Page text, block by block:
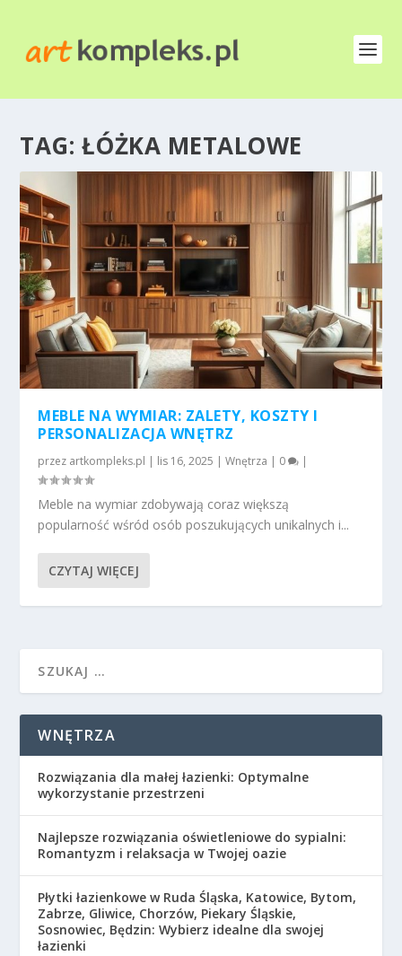
TAG: ŁÓŻKA METALOWE
MEBLE NA WYMIAR: ZALETY, KOSZTY I
PERSONALIZACJA WNĘTRZ
przez artkompleks.pl | lis 16, 2025 |Wnętrza | 0 |
Meble na wymiar zdobywają coraz większą
popularność wśród osób poszukujących unikalnych i...
CZYTAJ WIĘCEJ
WNĘTRZA
Rozwiązania dla małej łazienki: Optymalne
wykorzystanie przestrzeni
Najlepsze rozwiązania oświetleniowe do sypialni:
Romantyzm i relaksacja w Twojej oazie
Płytki łazienkowe w Ruda Śląska, Katowice, Bytom,
Zabrze, Gliwice, Chorzów, Piekary Śląskie,
Sosnowiec, Będzin: Wybierz idealne dla swojej
łazienki